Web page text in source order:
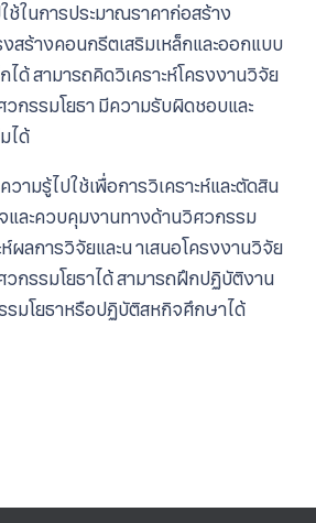
ช้ในการประมาณราคาก่อสร้าง
สร้างคอนกรีตเสริมเหล็กและออกแบบ
ได้ สามารถคิดวิเคราะห์โครงงานวิจัย
วกรรมโยธา มีความรับผิดชอบและ
ได้
วามรู้ไปใช้เพื่อการวิเคราะห์และตัดสิน
ละควบคุมงานทางด้านวิศวกรรม
ห์ผลการวิจัยและน าเสนอโครงงานวิจัย
วกรรมโยธาได้ สามารถฝึกปฏิบัติงาน
รมโยธาหรือปฏิบัติสหกิจศึกษาได้